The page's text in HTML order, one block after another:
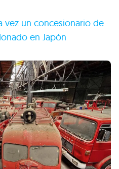
vez un concesionario de
en Japón